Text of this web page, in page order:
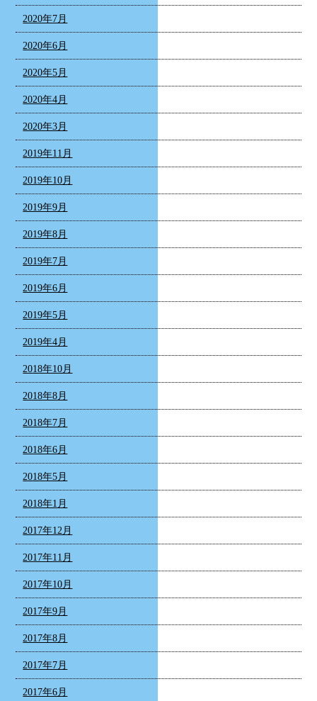
2020年7月
2020年6月
2020年5月
2020年4月
2020年3月
2019年11月
2019年10月
2019年9月
2019年8月
2019年7月
2019年6月
2019年5月
2019年4月
2018年10月
2018年8月
2018年7月
2018年6月
2018年5月
2018年1月
2017年12月
2017年11月
2017年10月
2017年9月
2017年8月
2017年7月
2017年6月